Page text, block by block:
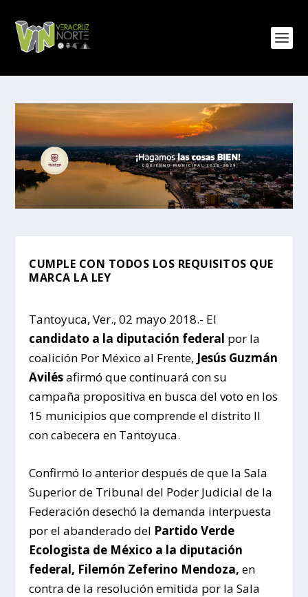
CUMPLE CON TODOS LOS REQUISITOS QUE
MARCA LA LEY
Tantoyuca, Ver., 02 mayo 2018.- El
candidato a la diputación federal por la
coalición Por México al Frente, Jesús Guzmán
Avilésafirmó que continuará con su
campaña propositiva en busca del voto en los
15 municipios que comprende el distrito II
con cabecera en Tantoyuca.
Confirmó lo anterior después de que la Sala
Superior de Tribunal del Poder Judicial de la
Federación desechó la demanda interpuesta
por el abanderado del Partido Verde
Ecologista de México a la diputación
federal, Filemón Zeferino Mendoza, en
contra de la resolución emitida por la Sala